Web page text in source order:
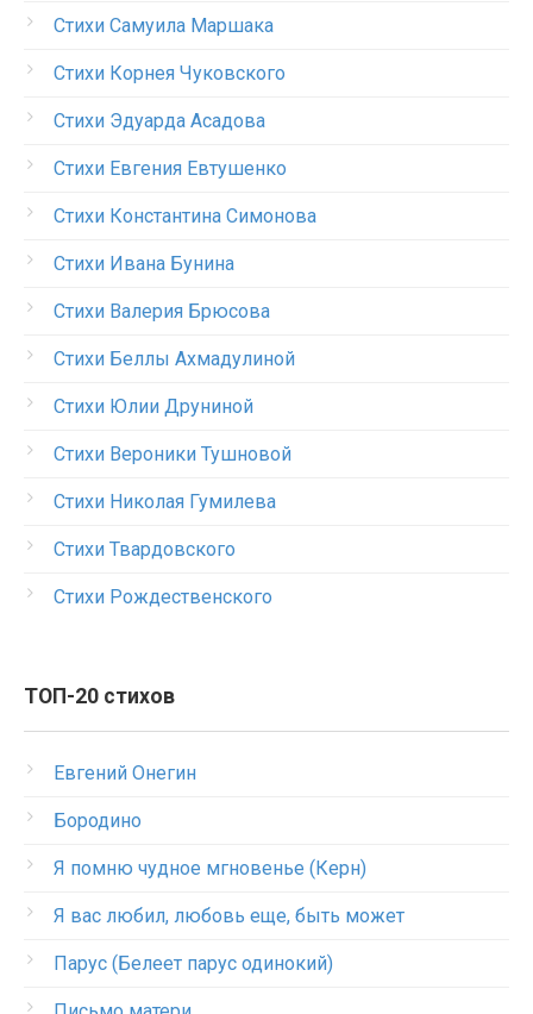
Стихи Самуила Маршака
Стихи Корнея Чуковского
Стихи Эдуарда Асадова
Стихи Евгения Евтушенко
Стихи Константина Симонова
Стихи Ивана Бунина
Стихи Валерия Брюсова
Стихи Беллы Ахмадулиной
Стихи Юлии Друниной
Стихи Вероники Тушновой
Стихи Николая Гумилева
Стихи Твардовского
Стихи Рождественского
ТОП-20 стихов
Евгений Онегин
Бородино
Я помню чудное мгновенье (Керн)
Я вас любил, любовь еще, быть может
Парус (Белеет парус одинокий)